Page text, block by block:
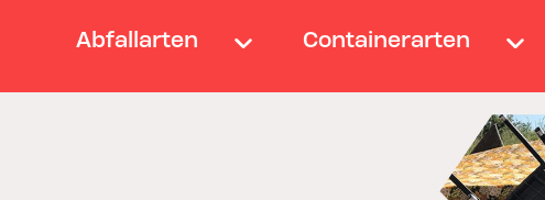
Abfallarten Containerarten